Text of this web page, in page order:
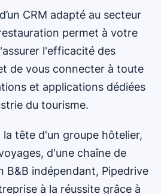
CRM adapté au secteur
permet à votre
l'efficacité des
de vous connecter à toute
et applications dédiées
du tourisme.
la tête d'un groupe hôtelier,
d'une chaîne de
B&B indépendant, Pipedrive
à la réussite grâce à